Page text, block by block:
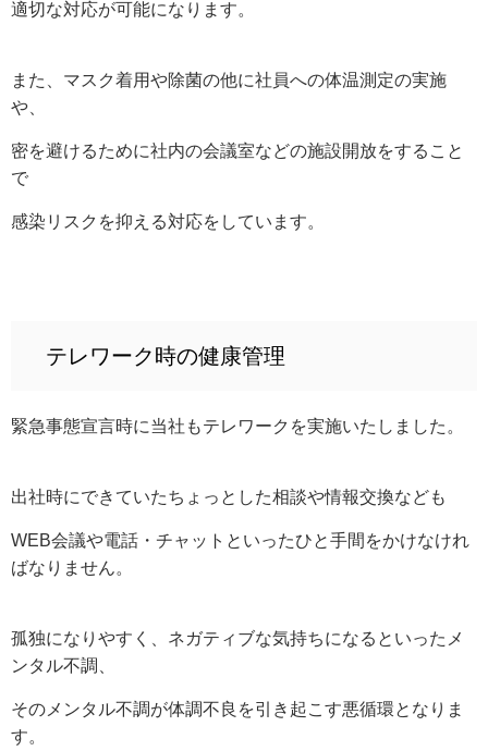
適切な対応が可能になります。
また、マスク着用や除菌の他に社員への体温測定の実施
や、
密を避けるために社内の会議室などの施設開放をすること
で
感染リスクを抑える対応をしています。
テレワーク時の健康管理
緊急事態宣言時に当社もテレワークを実施いたしました。
出社時にできていたちょっとした相談や情報交換なども
WEB会議や電話・チャットといったひと手間をかけなけれ
ばなりません。
孤独になりやすく、ネガティブな気持ちになるといったメ
ンタル不調、
そのメンタル不調が体調不良を引き起こす悪循環となりま
す。